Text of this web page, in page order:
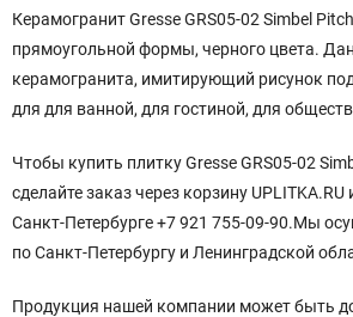
Керамогранит Gresse GRS05-02 Simbel
прямоугольной формы, черного цвета.
керамогранита, имитирующий рисунок
для для ванной, для гостиной, для
Чтобы купить плитку Gresse GRS05-02
сделайте заказ через корзину
Санкт-Петербурге +7 921 755-09-90.Мы
по Санкт-Петербургу и Ленинградской
Продукция нашей компании может быть